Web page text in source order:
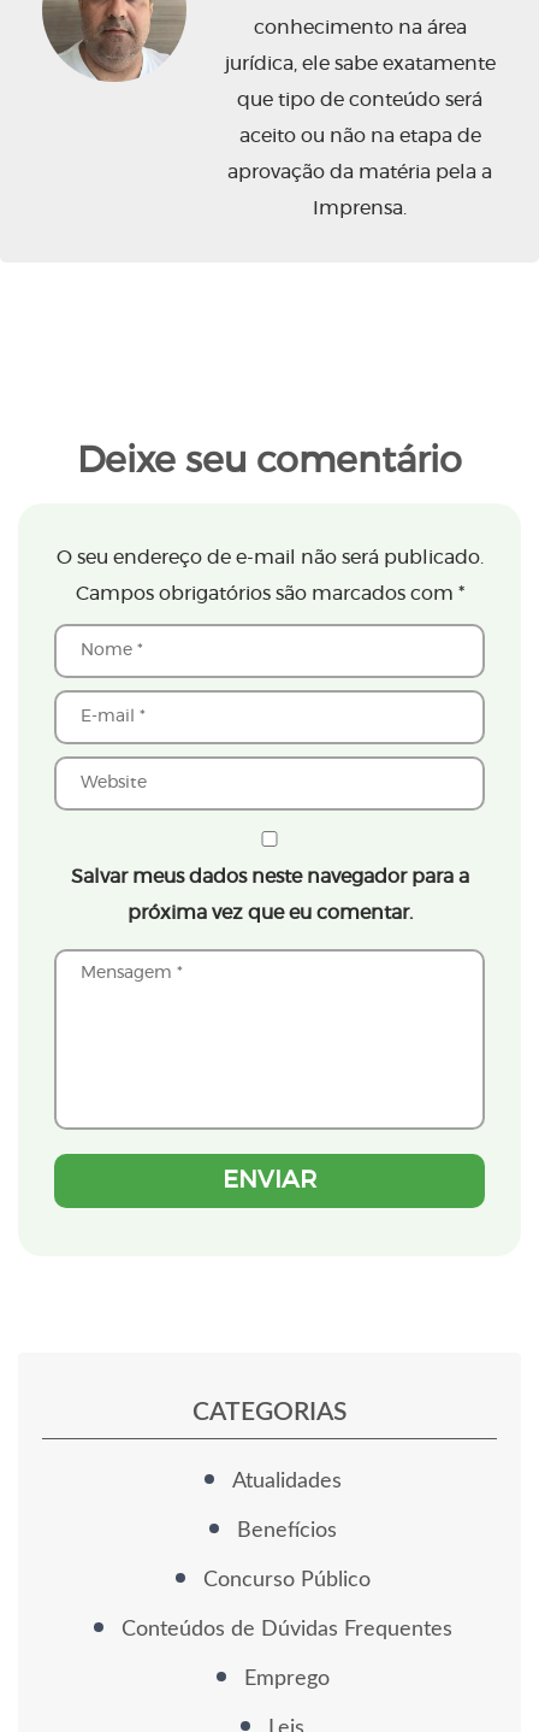
conhecimento na área
jurídica, ele sabe exatamente
que tipo de conteúdo será
aceito ou não na etapa de
aprovação da matéria pela a
Imprensa.
Deixe seu comentário
O seu endereço de e-mail não será publicado.
Campos obrigatórios são marcados com *
Salvar meus dados neste navegador para a
próxima vez que eu comentar.
CATEGORIAS
Atualidades
Benefícios
Concurso Público
Conteúdos de Dúvidas Frequentes
Emprego